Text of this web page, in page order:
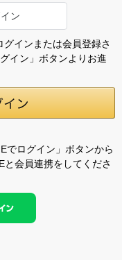
インまたは会員登録さ
イン」ボタンよりお進
でログイン」ボタンから
と会員連携をしてくださ